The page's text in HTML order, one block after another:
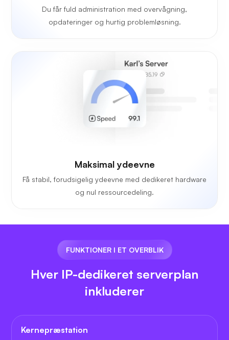
Du får fuld administration med overvågning,
opdateringer og hurtig problemløsning.
Maksimal ydeevne
Få stabil, forudsigelig ydeevne med dedikeret hardware
og nul ressourcedeling.
FUNKTIONER I ET OVERBLIK
Hver IP-dedikeret serverplan
inkluderer
Kernepræstation